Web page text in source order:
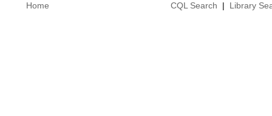
Home CQL Search | Library